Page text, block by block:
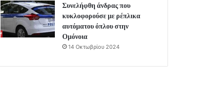
Συνελήφθη άνδρας που
κυκλοφορούσε με ρέπλικα
αυτόματου όπλου στην
Ομόνοια
14 Οκτωβρίου 2024